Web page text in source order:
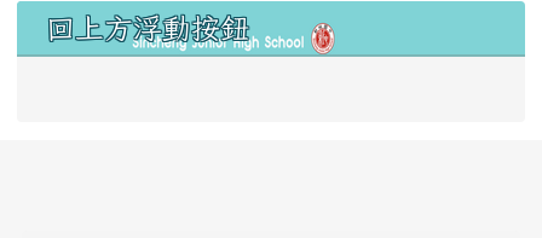
右邊區域內容
回上方浮動按鈕